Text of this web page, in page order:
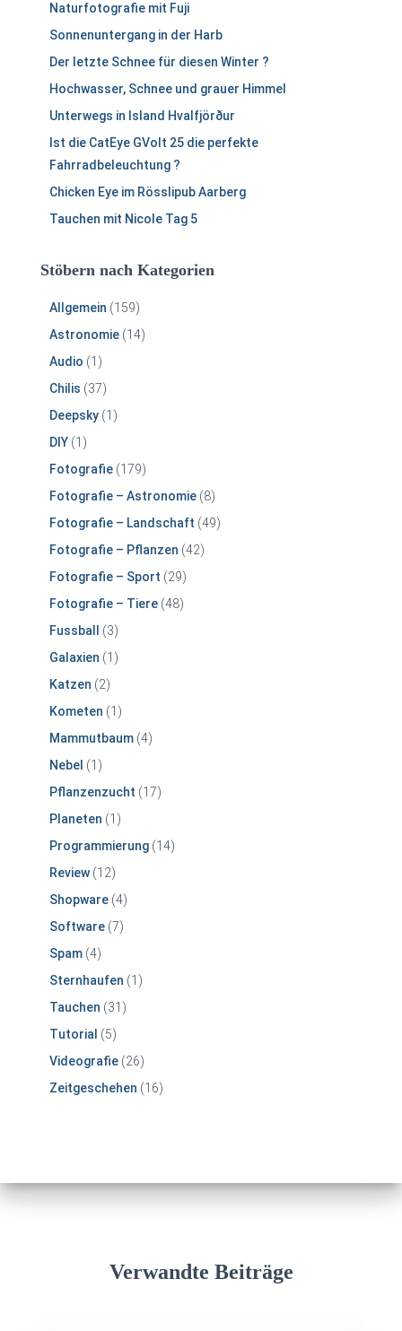
Naturfotografie mit Fuji
Sonnenuntergang in der Harb
Der letzte Schnee für diesen Winter ?
Hochwasser, Schnee und grauer Himmel
Unterwegs in Island Hvalfjörður
Ist die CatEye GVolt 25 die perfekte
Fahrradbeleuchtung ?
Chicken Eye im Rösslipub Aarberg
Tauchen mit Nicole Tag 5
Stöbern nach Kategorien
Allgemein (159)
Astronomie (14)
Audio (1)
Chilis (37)
Deepsky (1)
DIY (1)
Fotografie (179)
Fotografie – Astronomie (8)
Fotografie – Landschaft (49)
Fotografie – Pflanzen (42)
Fotografie – Sport (29)
Fotografie – Tiere (48)
Fussball
(3)
Galaxien (1)
Katzen (2)
Kometen (1)
Mammutbaum (4)
Nebel (1)
Pflanzenzucht (17)
Planeten (1)
Programmierung (14)
Review (12)
Shopware (4)
Software (7)
Spam (4)
Sternhaufen (1)
Tauchen (31)
Tutorial (5)
Videografie (26)
Zeitgeschehen (16)
Verwandte Beiträge